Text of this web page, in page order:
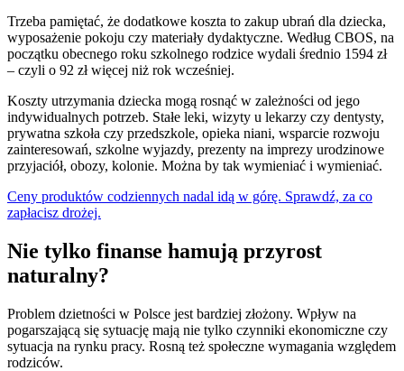
Trzeba pamiętać, że dodatkowe koszta to zakup ubrań dla dziecka,
wyposażenie pokoju czy materiały dydaktyczne. Według CBOS, na
początku obecnego roku szkolnego rodzice wydali średnio 1594 zł
– czyli o 92 zł więcej niż rok wcześniej.
Koszty utrzymania dziecka mogą rosnąć w zależności od jego
indywidualnych potrzeb. Stałe leki, wizyty u lekarzy czy dentysty,
prywatna szkoła czy przedszkole, opieka niani, wsparcie rozwoju
zainteresowań, szkolne wyjazdy, prezenty na imprezy urodzinowe
przyjaciół, obozy, kolonie. Można by tak wymieniać i wymieniać.
Ceny produktów codziennych nadal idą w górę. Sprawdź, za co
zapłacisz drożej.
Nie tylko finanse hamują przyrost
naturalny?
Problem dzietności w Polsce jest bardziej złożony. Wpływ na
pogarszającą się sytuację mają nie tylko czynniki ekonomiczne czy
sytuacja na rynku pracy. Rosną też społeczne wymagania względem
rodziców.